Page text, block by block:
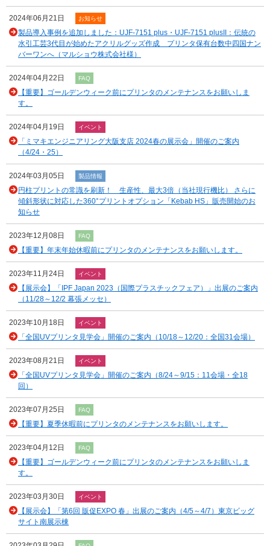
2024年06月21日 お知らせ
製品導入事例を追加しました：UJF-7151 plus・UJF-7151 plusII：伝統の
水引工芸3代目が始めたアクリルグッズ作成 プリンタ保有台数中四国ナン
バーワンへ（マルショウ株式会社様）
2024年04月22日 FAQ
【重要】ゴールデンウィーク前にプリンタのメンテナンスをお願いしま
す。
2024年04月19日 イベント
「ミマキエンジニアリング大阪支店 2024春の展示会」開催のご案内
（4/24・25）
2024年03月05日 製品情報
円柱プリントの常識を刷新！ 生産性、最大3倍（当社現行機比） さらに
傾斜形状に対応した360°プリントオプション「Kebab HS」販売開始のお
知らせ
2023年12月08日 FAQ
【重要】年末年始休暇前にプリンタのメンテナンスをお願いします。
2023年11月24日 イベント
【展示会】「IPF Japan 2023（国際プラスチックフェア）」出展のご案内
（11/28～12/2 幕張メッセ）
2023年10月18日 イベント
「全国UVプリンタ見学会」開催のご案内（10/18～12/20：全国31会場）
2023年08月21日 イベント
「全国UVプリンタ見学会」開催のご案内（8/24～9/15：11会場・全18
回）
2023年07月25日 FAQ
【重要】夏季休暇前にプリンタのメンテナンスをお願いします。
2023年04月12日 FAQ
【重要】ゴールデンウィーク前にプリンタのメンテナンスをお願いしま
す。
2023年03月30日 イベント
【展示会】「第6回 販促EXPO 春」出展のご案内（4/5～4/7）東京ビッグ
サイト南展示棟